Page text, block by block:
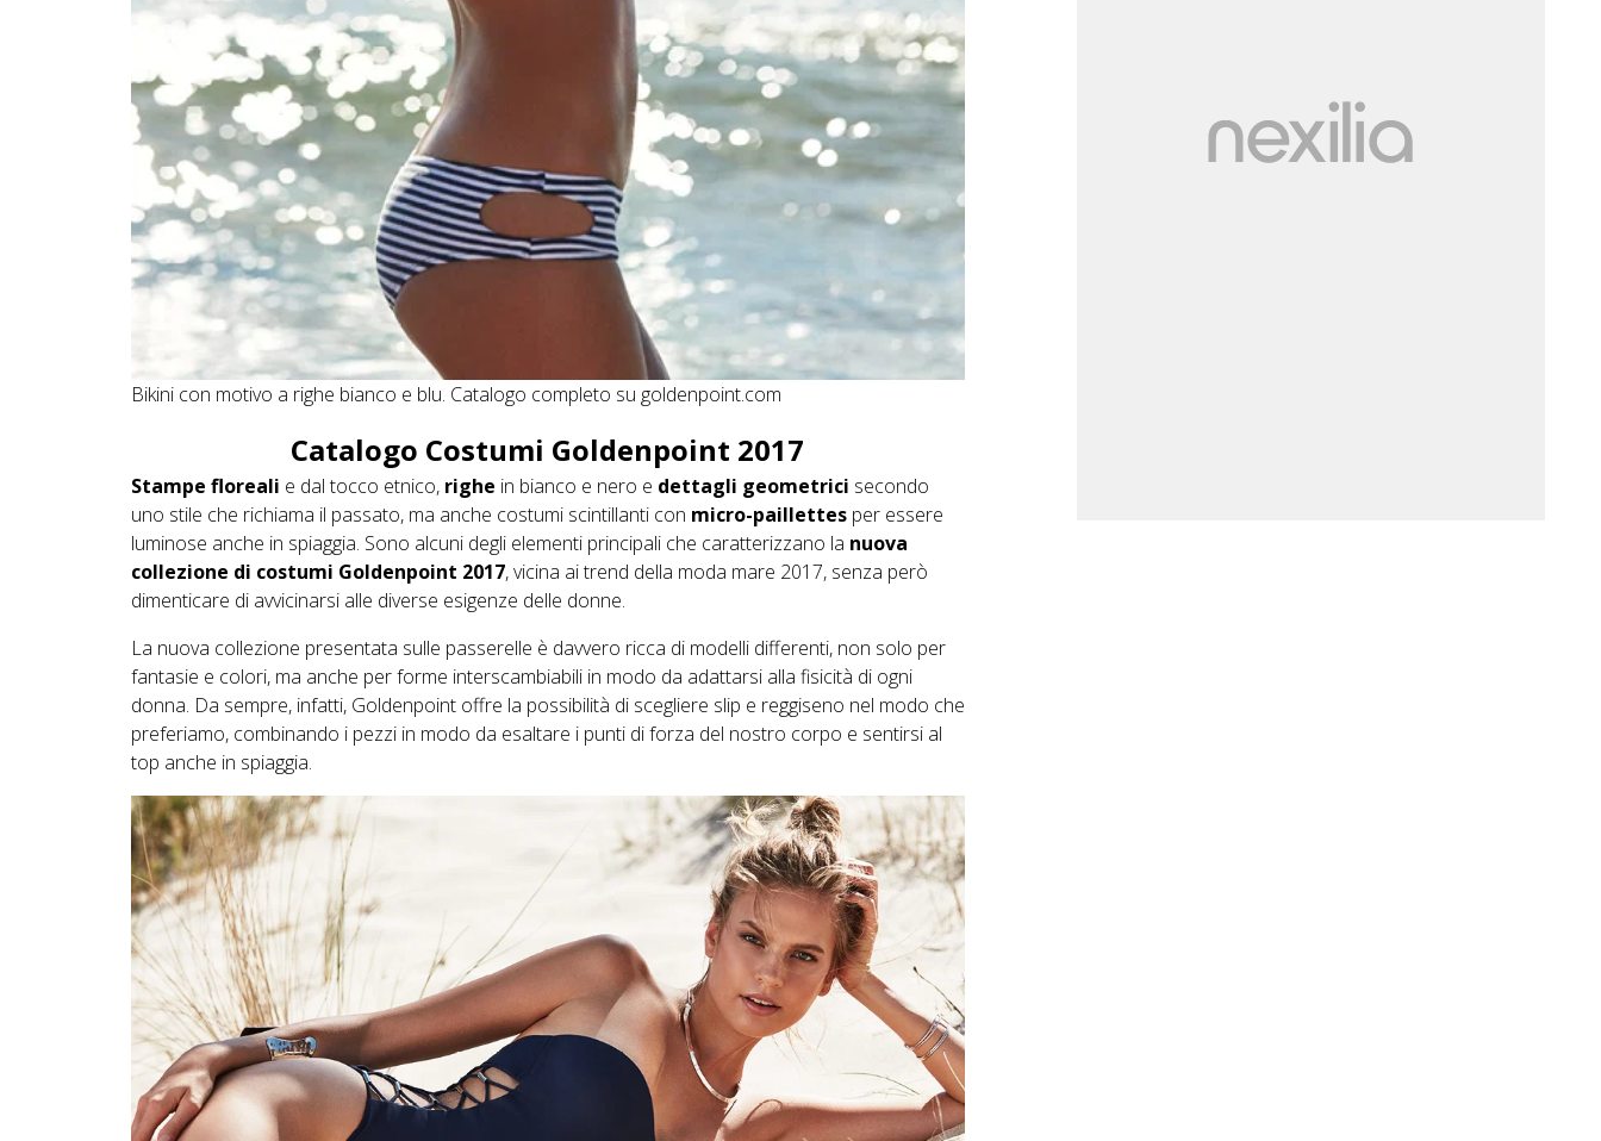
Bikini con motivo a righe bianco e blu. Catalogo completo su goldenpoint.com
Catalogo Costumi Goldenpoint 2017
Stampe floreali e dal tocco etnico, righe in bianco e nero e dettagli geometrici secondo
uno stile che richiama il passato, ma anche costumi scintillanti con micro-paillettesper essere
luminose anche in spiaggia. Sono alcuni degli elementi principali che caratterizzano la nuova
collezione di costumi Goldenpoint 2017, vicina ai trend della moda mare 2017, senza però
dimenticare di avvicinarsi alle diverse esigenze delle donne.
La nuova collezione presentata sulle passerelle è davvero ricca di modelli differenti, non solo per
fantasie e colori, ma anche per forme interscambiabili in modo da adattarsi alla fisicità di ogni
donna. Da sempre, infatti, Goldenpoint offre la possibilità di scegliere slip e reggiseno nel modo che
preferiamo, combinando i pezzi in modo da esaltare i punti di forza del nostro corpo e sentirsi al
top anche in spiaggia.